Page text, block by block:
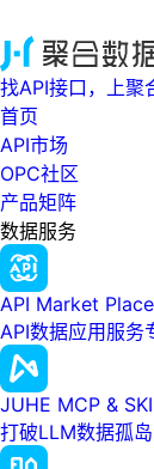
找API接口，上聚
首页
API市场
OPC社区
产品矩阵
数据服务
API Market Place
API数据应用服务
JUHE MCP &
打破LLM数据孤